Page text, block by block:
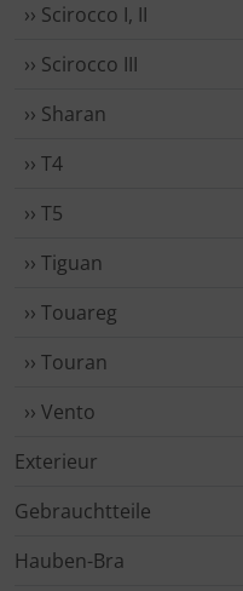
›› Scirocco I, II
›› Scirocco III
›› Sharan
›› T4
›› T5
›› Tiguan
›› Touareg
›› Touran
›› Vento
Exterieur
Gebrauchtteile
Hauben-Bra